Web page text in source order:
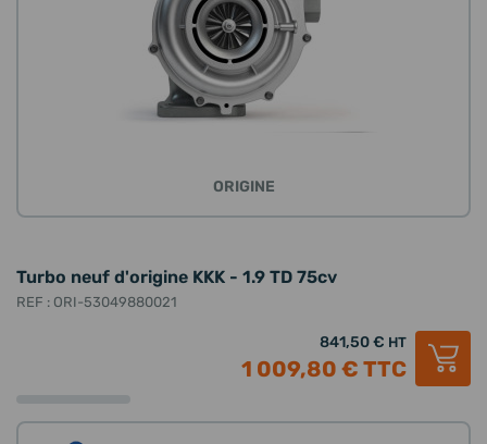
ORIGINE
Turbo neuf d'origine KKK - 1.9 TD 75cv
REF : ORI-53049880021
841,50 € HT
1 009,80 € TTC